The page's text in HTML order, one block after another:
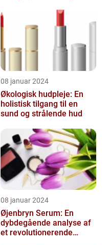
08 januar 2024
Økologisk hudpleje: En
holistisk tilgang til en
sund og strålende hud
08 januar 2024
Øjenbryn Serum: En
dybdegående analyse af
et revolutionerende